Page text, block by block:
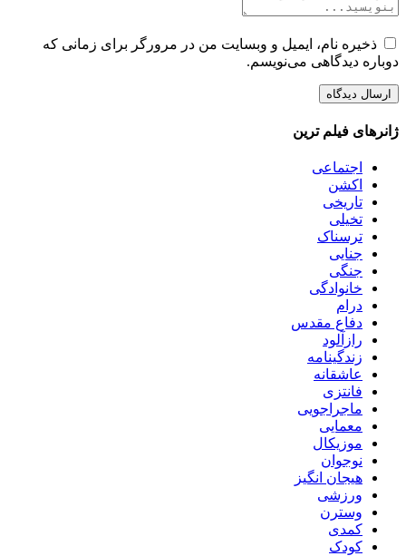
ذخیره نام، ایمیل و وبسایت من در مرورگر برای زمانی که
دوباره دیدگاهی می‌نویسم.
ژانرهای فیلم ترین
اجتماعی
اکشن
تاریخی
تخیلی
ترسناک
جنایی
جنگی
خانوادگی
درام
دفاع مقدس
رازآلود
زندگینامه
عاشقانه
فانتزی
ماجراجویی
معمایی
موزیکال
نوجوان
هیجان انگیز
ورزشی
وسترن
کمدی
کودک